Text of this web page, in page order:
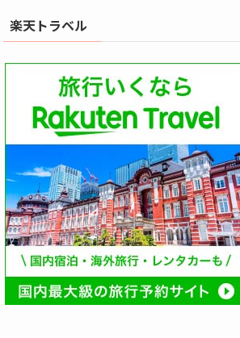
楽天トラベル